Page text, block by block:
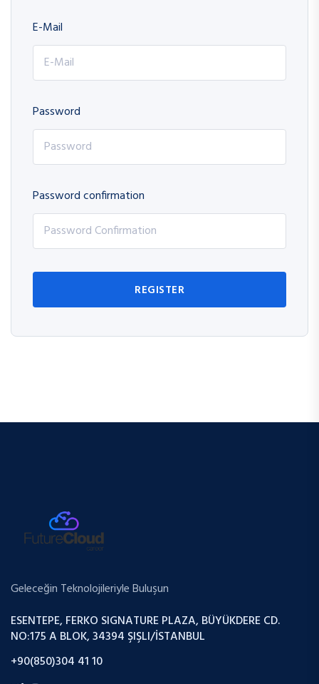
E-Mail
Password
Password confirmation
REGISTER
Geleceğin Teknolojileriyle Buluşun
ESENTEPE, FERKO SIGNATURE PLAZA, BÜYÜKDERE CD.
NO:175 A BLOK, 34394 ŞIŞLI/İSTANBUL
+90(850)304 41 10